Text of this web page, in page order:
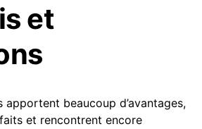
et
apportent beaucoup d’avantages,
et rencontrent encore